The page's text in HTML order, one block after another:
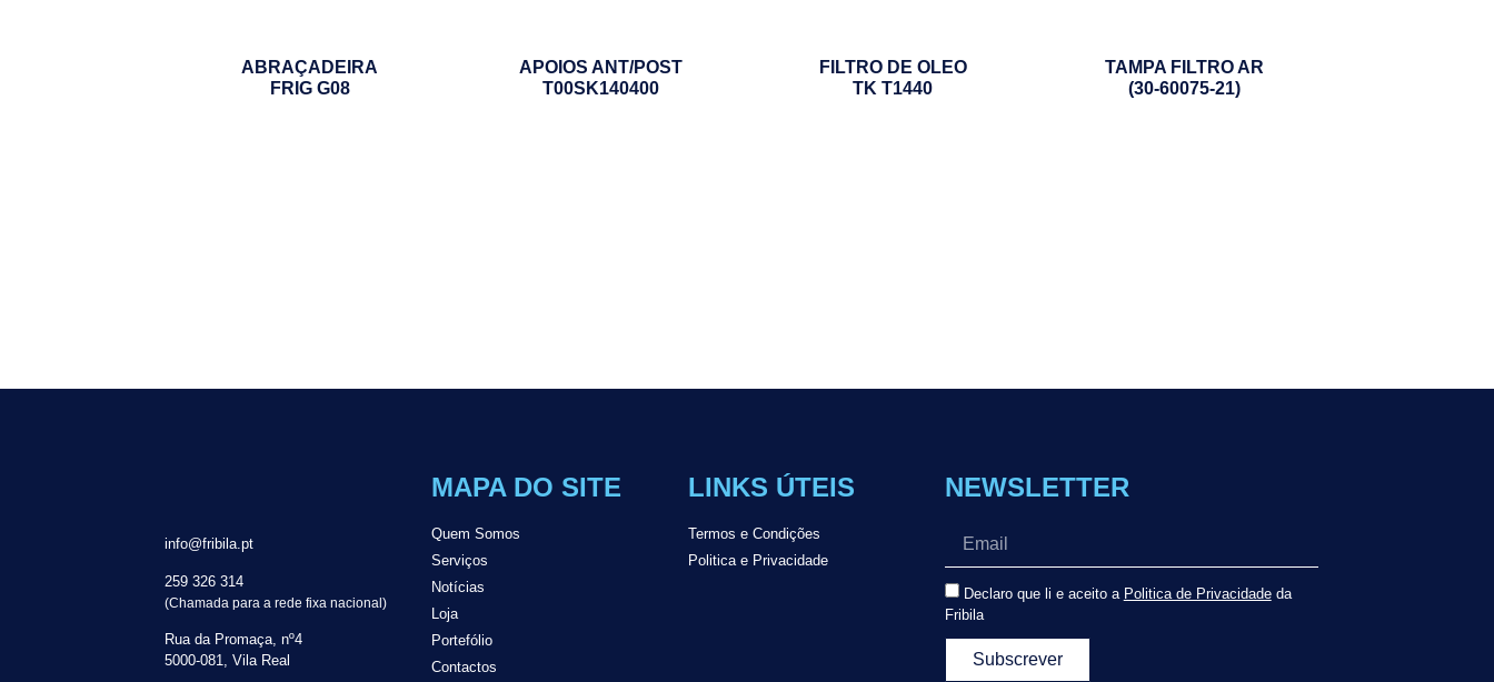
ABRAÇADEIRA
FRIG G08
APOIOS ANT/POST
T00SK140400
FILTRO DE OLEO
TK T1440
TAMPA FILTRO AR
(30-60075-21)
info@fribila.pt
259 326 314
(Chamada para a rede fixa nacional)
Rua da Promaça, nº4
5000-081, Vila Real
MAPA DO SITE
Quem Somos
Serviços
Notícias
Loja
Portefólio
Contactos
LINKS ÚTEIS
Termos e Condições
Politica e Privacidade
NEWSLETTER
Declaro que li e aceito a Politica de Privacidadeda
Fribila
Subscrever